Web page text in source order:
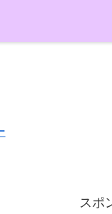
スポ